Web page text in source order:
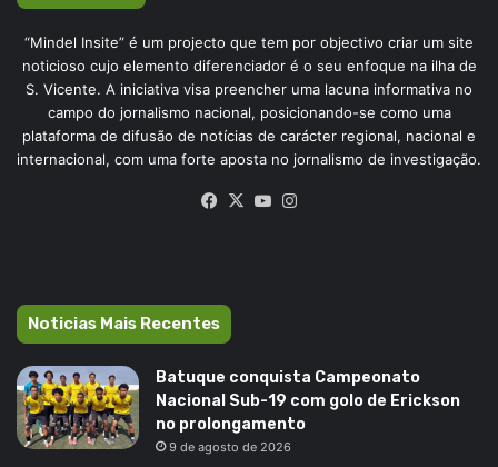
“Mindel Insite” é um projecto que tem por objectivo criar um site
noticioso cujo elemento diferenciador é o seu enfoque na ilha de
S. Vicente. A iniciativa visa preencher uma lacuna informativa no
campo do jornalismo nacional, posicionando-se como uma
plataforma de difusão de notícias de carácter regional, nacional e
internacional, com uma forte aposta no jornalismo de investigação.
Facebook
X YouTube
Noticias Mais Recentes
Batuque conquista Campeonato
Nacional Sub-19 com golo de Erickson
no prolongamento
9 de agosto de 2026